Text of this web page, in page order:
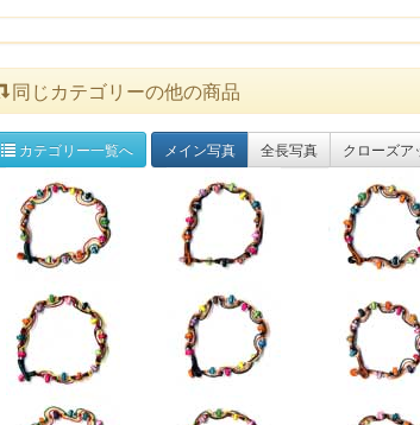
同じカテゴリーの他の商品
カテゴリー一覧へ メイン写真 全長写真 クローズア